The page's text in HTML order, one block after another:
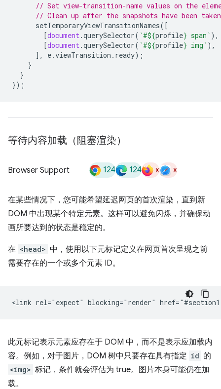
// Set view-transition-name values on the
// Clean up after the snapshots have been taken
setTemporaryViewTransitionNames([
[document .querySelector( `#${profile} span` ),
[document .querySelector( `#${profile} img` ),
],
e.viewTransition . ready);
}
}
});
等待内容加载（阻塞渲染）
Browser Support 124 124 x x
在某些情况下，您可能希望延迟网页的首次渲染，直到新
DOM 中出现某个特定元素。这样可以避免闪烁，并确保动
画所要达到的状态是稳定的。
在 <head> 中，使用以下元标记定义在网页首次呈现之前
需要存在的一个或多个元素 ID。
此元标记表示元素应存在于 DOM 中，而不是表示应加载内
容。例如，对于图片，DOM 树中只要存在具有指定 id 的
<img> 标记，条件就会评估为 true。图片本身可能仍在加
载。